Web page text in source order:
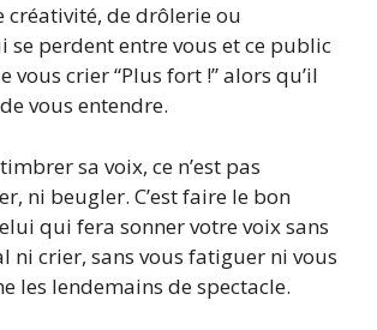
créativité, de drôlerie ou
se perdent entre vous et ce public
vous crier “Plus fort !” alors qu’il
vous entendre.
sa voix, ce n’est pas
ni beugler. C’est faire le bon
qui fera sonner votre voix sans
ni crier, sans vous fatiguer ni vous
les lendemains de spectacle.